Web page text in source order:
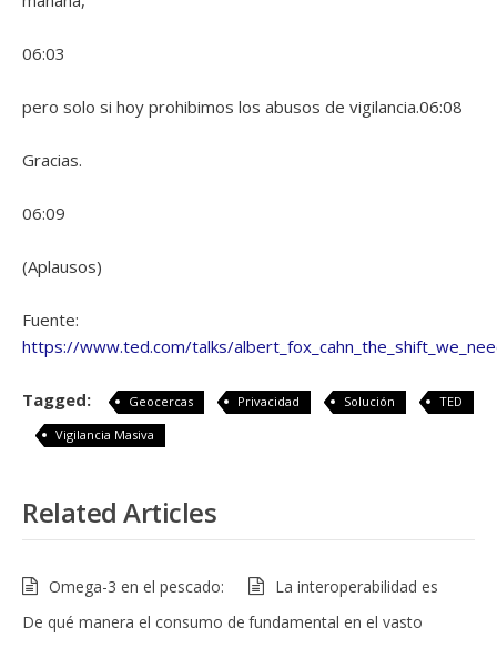
06:03
pero solo si hoy prohibimos los abusos de vigilancia.06:08
Gracias.
06:09
(Aplausos)
Fuente:
https://www.ted.com/talks/
Tagged: Geocercas Privacidad Solución
TED
Vigilancia Masiva
Related Articles
Omega-3 en el pescado:
De qué manera el consumo de
La interoperabilidad es
fundamental en el vasto